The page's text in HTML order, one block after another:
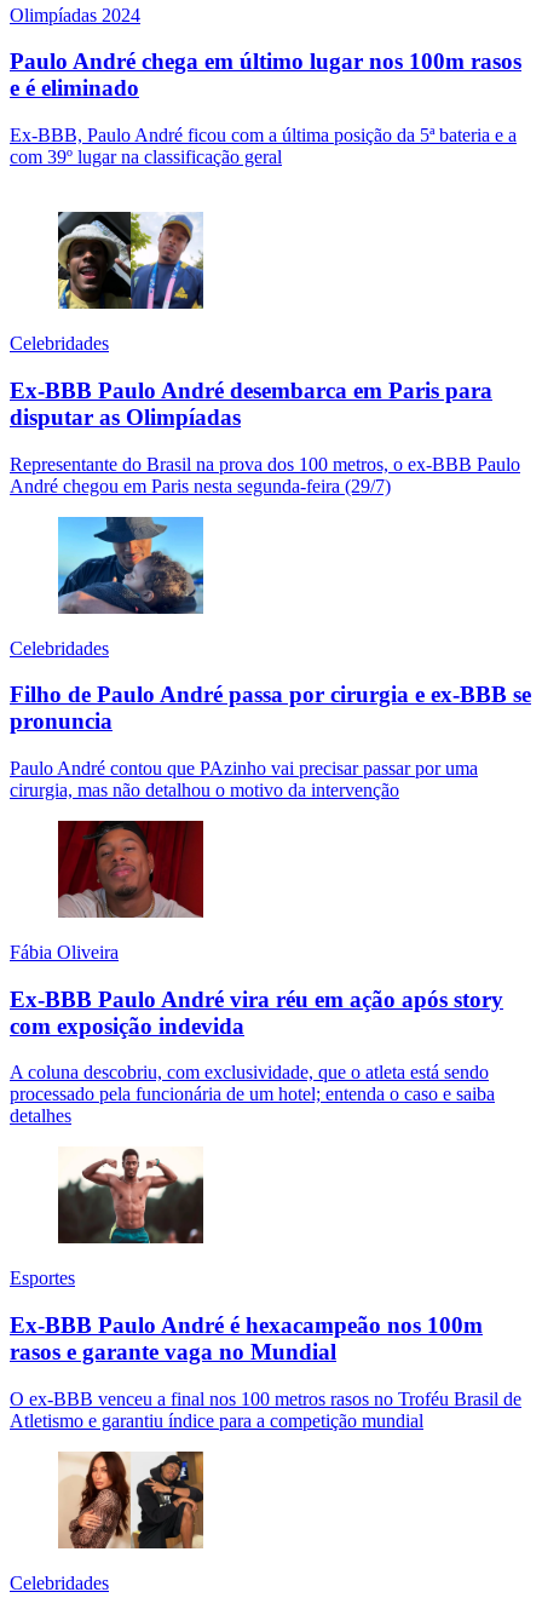
Olimpíadas 2024
Paulo André chega em último lugar nos 100m rasos
e é eliminado
Ex-BBB, Paulo André ficou com a última posição da 5ª bateria e a
com 39º lugar na classificação geral
Celebridades
Ex-BBB Paulo André desembarca em Paris para
disputar as Olimpíadas
Representante do Brasil na prova dos 100 metros, o ex-BBB Paulo
André chegou em Paris nesta segunda-feira (29/7)
Celebridades
Filho de Paulo André passa por cirurgia e ex-BBB se
pronuncia
Paulo André contou que PAzinho vai precisar passar por uma
cirurgia, mas não detalhou o motivo da intervenção
Fábia Oliveira
Ex-BBB Paulo André vira réu em ação após story
com exposição indevida
A coluna descobriu, com exclusividade, que o atleta está sendo
processado pela funcionária de um hotel; entenda o caso e saiba
detalhes
Esportes
Ex-BBB Paulo André é hexacampeão nos 100m
rasos e garante vaga no Mundial
O ex-BBB venceu a final nos 100 metros rasos no Troféu Brasil de
Atletismo e garantiu índice para a competição mundial
Celebridades